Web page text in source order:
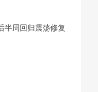
半周回归震荡修复